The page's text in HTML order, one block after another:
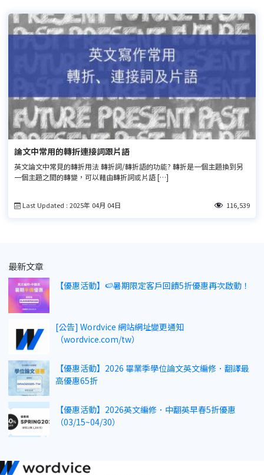
論文中常用的轉折連接詞跟片語
英文論文中常見的轉折用法 轉折詞/轉折語的功能? 轉折是一個主題換到另
一個主題之間的轉變，可以藉由轉折詞或片語 […]
Last Updated : 2025年 04月 04日 116,539
最新文章
【優惠活動】🍉暑期限定客戶回饋5折優惠再次啟動！
[公告] Wordvice 網站網址變更通知
（wordvice.com/tw）
【優惠活動】2026 畢業季學位論文英文編修．翻譯最
高優惠65折
【優惠活動】2026英文編修．中翻英早春5折優惠
（03/15~04/30）